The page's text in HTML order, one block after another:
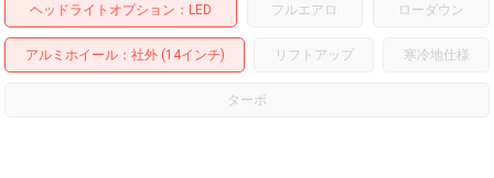
ヘッドライトオプション LED フルエアロ ローダウン
アルミホイール：社外 (14インチ) リフトアップ 寒冷地仕様
ターボ